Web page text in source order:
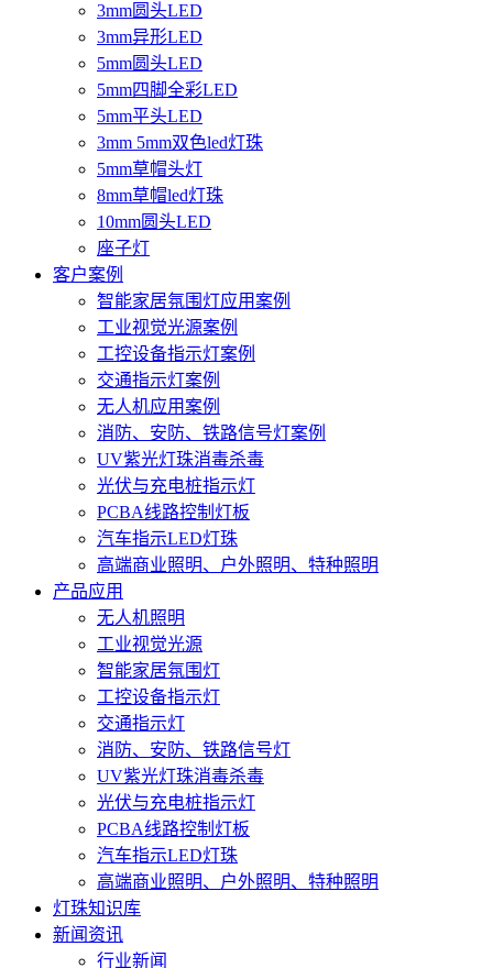
3mm圆头LED
3mm异形LED
5mm圆头LED
5mm四脚全彩LED
5mm平头LED
3mm 5mm双色led灯珠
5mm草帽头灯
8mm草帽led灯珠
10mm圆头LED
座子灯
客户案例
智能家居氛围灯应用案例
工业视觉光源案例
工控设备指示灯案例
交通指示灯案例
无人机应用案例
消防、安防、铁路信号灯案例
UV紫光灯珠消毒杀毒
光伏与充电桩指示灯
PCBA线路控制灯板
汽车指示LED灯珠
高端商业照明、户外照明、特种照明
产品应用
无人机照明
工业视觉光源
智能家居氛围灯
工控设备指示灯
交通指示灯
消防、安防、铁路信号灯
UV紫光灯珠消毒杀毒
光伏与充电桩指示灯
PCBA线路控制灯板
汽车指示LED灯珠
高端商业照明、户外照明、特种照明
灯珠知识库
新闻资讯
行业新闻